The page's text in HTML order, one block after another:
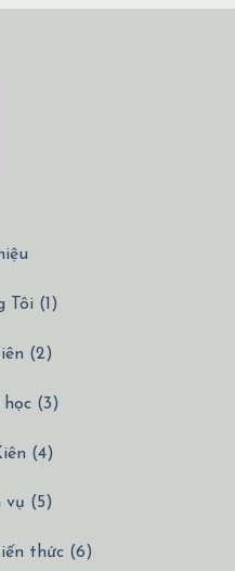
Tôi (1)
(2)
học (3)
(4)
vụ (5)
thức (6)